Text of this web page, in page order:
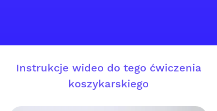
Instrukcje wideo do tego ćwiczenia
koszykarskiego